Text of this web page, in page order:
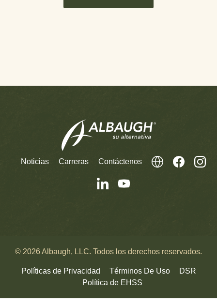
Noticias Carreras Contáctenos
© 2026 Albaugh, LLC. Todos los derechos reservados.
Políticas de Privacidad Términos De Uso
DSR
Política de EHSS